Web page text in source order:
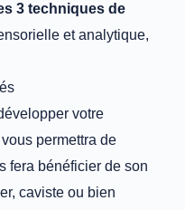
3 techniques de
et analytique,
votre
permettra de
fera bénéficier de son
caviste ou bien